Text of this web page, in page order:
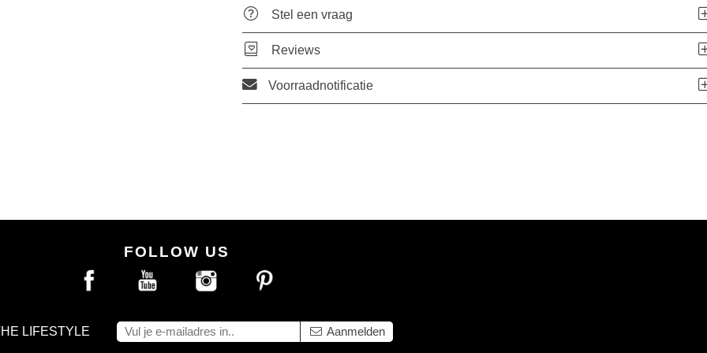
Stel een vraag
Reviews
Voorraadnotificatie
FOLLOW US
LIFESTYLE Aanmelden